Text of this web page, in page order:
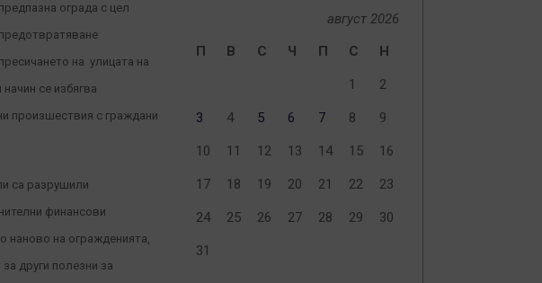
предпазна ограда с цел
предотвратяване
пресичането на улицата на
се избягва
произшествия с граждани
са разрушили
финансови
наново на огражденията,
други полезни за
август 2026
П
В С Ч П С Н
1 2
3 4 5 6 7 8 9
10 11 12 13 14 15 16
17 18 19 20 21 22 23
24 25 26 27 28 29 30
31